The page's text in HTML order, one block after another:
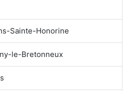
Sainte-Honorine
le-Bretonneux